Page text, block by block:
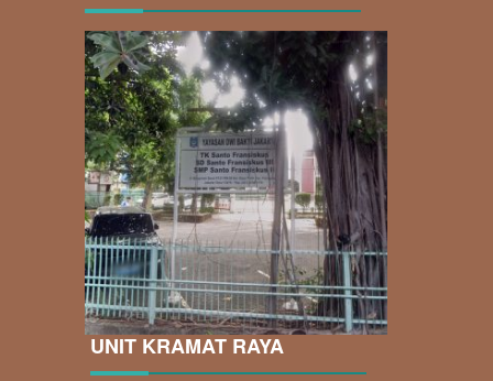
UNIT KRAMAT RAYA